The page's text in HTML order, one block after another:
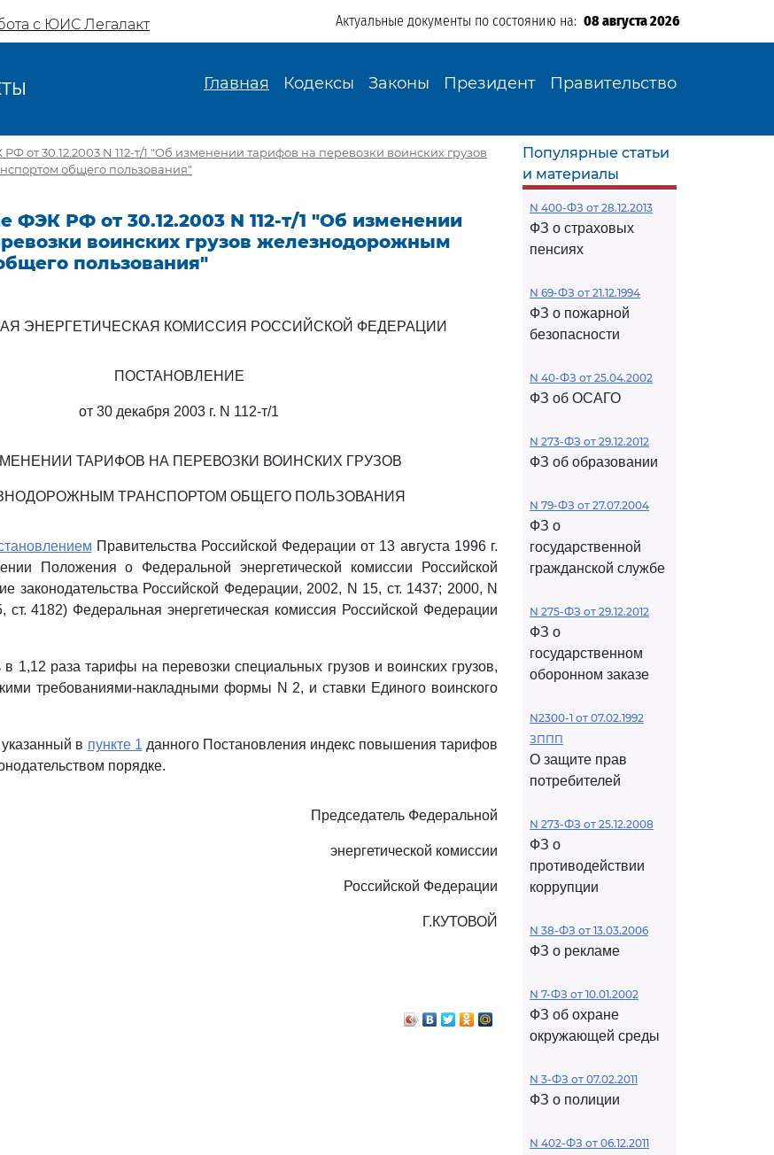
с ЮИС Легалакт Актуальные документы по состоянию на: 08 августа 2026
Главная Кодексы Законы Президент Правительство
от 30.12.2003 N 112-т/1 "Об изменении тарифов на перевозки воинских грузов
общего пользования"
ФЭК РФ от 30.12.2003 N 112-т/1 "Об изменении
воинских грузов железнодорожным
пользования"
ЭНЕРГЕТИЧЕСКАЯ КОМИССИЯ РОССИЙСКОЙ ФЕДЕРАЦИИ
ПОСТАНОВЛЕНИЕ
от 30 декабря 2003 г. N 112-т/1
ТАРИФОВ НА ПЕРЕВОЗКИ ВОИНСКИХ ГРУЗОВ
ТРАНСПОРТОМ ОБЩЕГО ПОЛЬЗОВАНИЯ
Правительства Российской Федерации от 13 августа 1996 г.
Положения о Федеральной энергетической комиссии Российской
законодательства Российской Федерации, 2002, N 15, ст. 1437; 2000, N
ст. 4182) Федеральная энергетическая комиссия Российской Федерации
1,12 раза тарифы на перевозки специальных грузов и воинских грузов,
требованиями-накладными формы N 2, и ставки Единого воинского
в пункте 1 данного Постановления индекс повышения тарифов
порядке.
Председатель Федеральной
энергетической комиссии
Российской Федерации
Г.КУТОВОЙ
Популярные статьи
и материалы
N 400-ФЗ от 28.12.2013
ФЗ о страховых
пенсиях
N 69-ФЗ от 21.12.1994
ФЗ о пожарной
безопасности
N 40-ФЗ от 25.04.2002
ФЗ об ОСАГО
N 273-ФЗ от 29.12.2012
ФЗ об образовании
N 79-ФЗ от 27.07.2004
ФЗ о
государственной
гражданской службе
N 275-ФЗ от 29.12.2012
ФЗ о
государственном
оборонном заказе
N2300-1 от 07.02.1992
ЗППП
О защите прав
потребителей
N 273-ФЗ от 25.12.2008
ФЗ о
противодействии
коррупции
N 38-ФЗ от 13.03.2006
ФЗ о рекламе
N 7-ФЗ от 10.01.2002
ФЗ об охране
окружающей среды
N 3-ФЗ от 07.02.2011
ФЗ о полиции
N 402-ФЗ от 06.12.2011